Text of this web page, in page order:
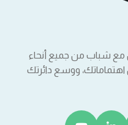
مع شباب من جميع أنحاء
اهتماماتك، ووسع دائرتك